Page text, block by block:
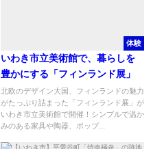
体験
いわき市立美術館で、暮らしを
豊かにする「フィンランド展」
北欧のデザイン大国、フィンランドの魅力
がたっぷり詰まった「フィンランド展」が
いわき市立美術館で開催！シンプルで温か
みのある家具や陶器、ポップ...